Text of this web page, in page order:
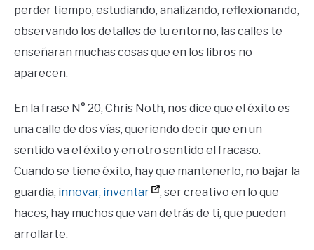
perder tiempo, estudiando, analizando, reflexionando,
observando los detalles de tu entorno, las calles te
enseñaran muchas cosas que en los libros no
aparecen.
En la frase N° 20, Chris Noth, nos dice que el éxito es
una calle de dos vías, queriendo decir que en un
sentido va el éxito y en otro sentido el fracaso.
Cuando se tiene éxito, hay que mantenerlo, no bajar la
guardia, innovar, inventar
, ser creativo en lo que
haces, hay muchos que van detrás de ti, que pueden
arrollarte.